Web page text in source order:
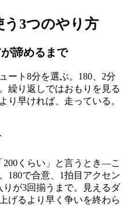
う3つのやり方
諦めるまで
ート8分を選ぶ。180、2分
繰り返しではおもりを見る
早ければ、走っている。
200くらい」と言うとき—こ
180で合意、1拍目アクセン
りが3回揃うまで。見えるダ
げるより早く争いを終わら